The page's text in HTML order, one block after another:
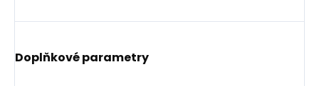
Doplňkové parametry